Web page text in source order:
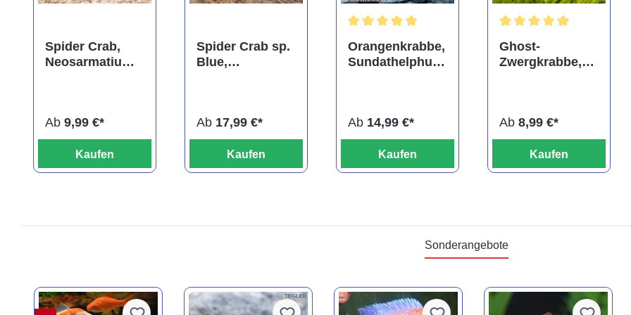
Spider Crab,
Neosarmatium
Ab 9,99 €*
Kaufen
Spider Crab sp.
Blue,
Ab 17,99 €*
Kaufen
Orangenkrabbe,
Sundathelphusa
Ab 14,99 €*
Kaufen
Ghost-
Zwergkrabbe,
Ab 8,99 €*
Kaufen
Sonderangebote